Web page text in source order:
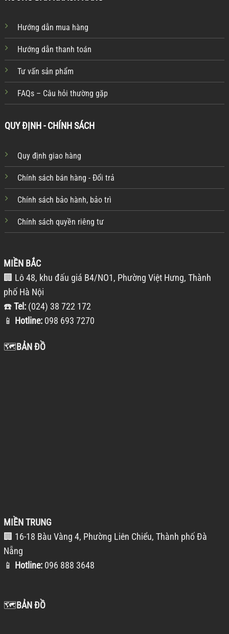
Hướng dẫn mua hàng
Hướng dẫn thanh toán
Tư vấn sản phẩm
FAQs – Câu hỏi thường gặp
QUY ĐỊNH - CHÍNH SÁCH
Quy định giao hàng
Chính sách bán hàng - Đổi trả
Chính sách bảo hành, bảo trì
Chính sách quyền riêng tư
MIỀN BẮC
🏢 Lô 48, khu đấu giá B4/NO1, Phường Việt Hưng, Thành
phố Hà Nội
☎️Tel: (024) 38 722 172
📱 Hotline: 098 693 7270
🗺️BẢN ĐỒ
MIỀN TRUNG
🏢 16-18 Bàu Vàng 4, Phường Liên Chiểu, Thành phố Đà
Nẵng
📱 Hotline: 096 888 3648
🗺️BẢN ĐỒ